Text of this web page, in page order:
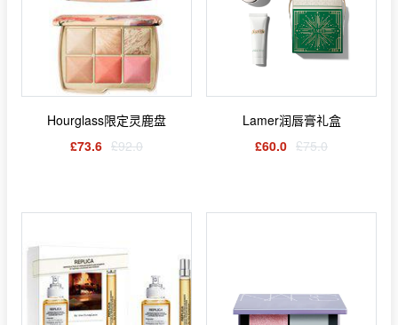
Hourglass限定灵鹿盘
£73.6 £92.0
Lamer润唇膏礼盒
£60.0 £75.0